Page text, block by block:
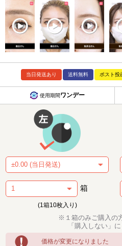
当日発送あり 送料無料 ポスト投
使用期間ワンデー
箱
(1箱10枚入り)
※１箱のみご購入の
「購入しない」
価格が変更になりました